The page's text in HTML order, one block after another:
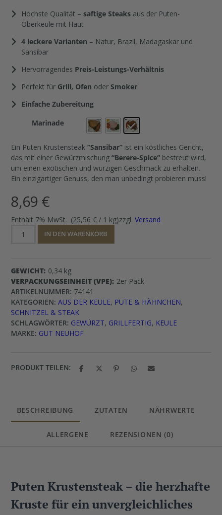
Höchste Qualität –saftige Steaks aus der Puten-
Oberkeule mit Haut
4 leckere Varianten – Natur, Brazil, Madagaskar und
Sansibar
Hervorragendes Preis-Leistungs-Verhältnis
Perfekt für Grill, Ofen oder Smoker
Einfache Zubereitung
Marinade
Ein Puten Krustensteak“Sansibar” ist ein köstliches Gericht,
das mit einer Gewürzmischung“Berere-Spice” bestreut wird,
um einen exotischen und würzigen Geschmack zu erhalten.
Ein einzigartiger Genuss, den man unbedingt probieren muss!
8,69 €
Enthält 7% MwSt. (25,56 € / 1 kg)zzgl.Versand
Krustensteak
IN DEN WARENKORB
GEWICHT 0,34 kg
VERPACKUNGSEINHEIT (VPE) 2er Pack
ARTIKELNUMMER: 74141
KATEGORIEN: AUS DER KEULE, PUTE & HÄHNCHEN,
SCHNITZEL & STEAK
SCHLAGWÖRTER: GEWÜRZT, GRILLFERTIG, KEULE
MARKE: GUT NEUHOF
PRODUKT TEILEN:
BESCHREIBUNG ZUTATEN NÄHRWERTE
ALLERGENE REZENSIONEN (0)
Puten Krustensteak – die herzhafte
Kruste für ein unvergleichliches